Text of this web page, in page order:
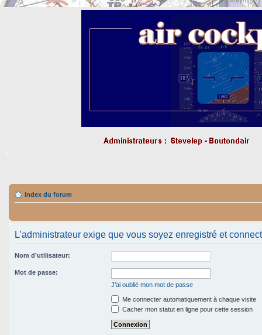
Index du forum
L’administrateur exige que vous soyez enregistré et
Nom d’utilisateur:
Mot de passe:
J’ai oublié mon mot de passe
Me connecter automatiquement à chaque visite
Cacher mon statut en ligne pour cette session